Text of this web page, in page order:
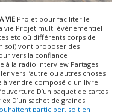
VIEProjet pour faciliter le
vie Projet multi événementiel
etc où différents corps de
soi) vont proposer des
vers la confiance
à la radio Interview Partages
vers l’autre ou autres choses
à vendre composé d un livre
D’un paquet de cartes
D’un sachet de graines
participer, soit en